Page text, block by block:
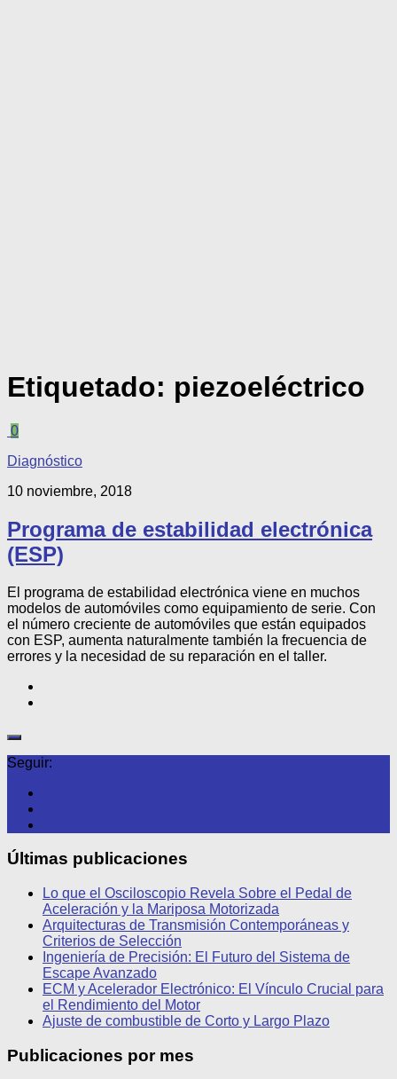
Etiquetado: piezoeléctrico
0
Diagnóstico
10 noviembre, 2018
Programa de estabilidad electrónica
(ESP)
El programa de estabilidad electrónica viene en muchos
modelos de automóviles como equipamiento de serie. Con
el número creciente de automóviles que están equipados
con ESP, aumenta naturalmente también la frecuencia de
errores y la necesidad de su reparación en el taller.
Seguir:
Últimas publicaciones
Lo que el Osciloscopio Revela Sobre el Pedal de
Aceleración y la Mariposa Motorizada
Arquitecturas de Transmisión Contemporáneas y
Criterios de Selección
Ingeniería de Precisión: El Futuro del Sistema de
Escape Avanzado
ECM y Acelerador Electrónico: El Vínculo Crucial para
el Rendimiento del Motor
Ajuste de combustible de Corto y Largo Plazo
Publicaciones por mes